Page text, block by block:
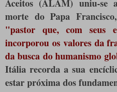
Aceitos (ALAM) uniu-se
morte do Papa
"pastor que, com seus
incorporou os valores da
da busca do humanismo
Itália recorda a sua
estar próxima dos